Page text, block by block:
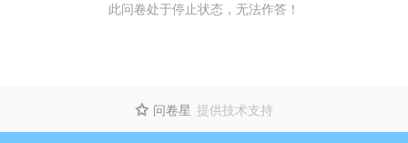
此问卷处于停止状态，无法作答！
 问卷星 提供技术支持